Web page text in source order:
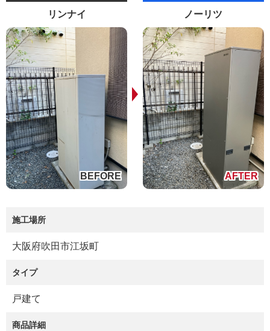
リンナイ ノーリツ
施工場所
大阪府吹田市江坂町
タイプ
戸建て
商品詳細